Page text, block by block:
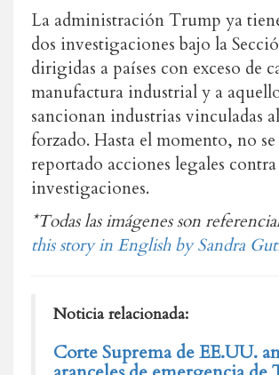
La administración Trump ya
dos investigaciones bajo la
dirigidas a países con exceso de
manufactura industrial y a
sancionan industrias vinculadas
forzado. Hasta el momento, no
reportado acciones legales
investigaciones.
*Todas las imágenes son
this story in English by Sandra
Noticia relacionada:
Corte Suprema de EE.UU.